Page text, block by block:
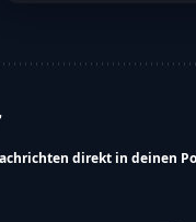
direkt in deinen